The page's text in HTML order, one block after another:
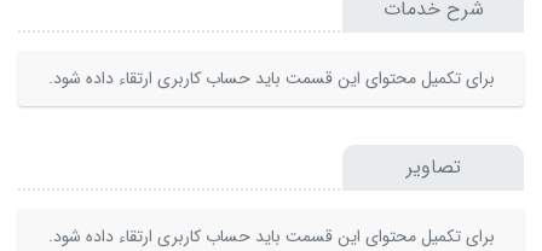
شرح خدمات
برای تکمیل محتوای این قسمت باید حساب کاربری ارتقاء داده شود.
تصاویر
برای تکمیل محتوای این قسمت باید حساب کاربری ارتقاء داده شود.